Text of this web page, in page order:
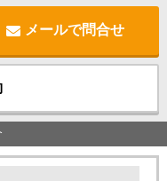
メールで問合せ